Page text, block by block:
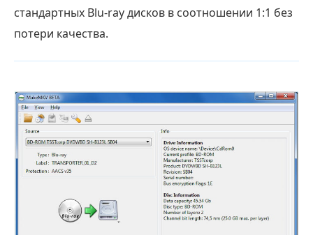
стандартных Blu-ray дисков в соотношении 1:1 без
потери качества.